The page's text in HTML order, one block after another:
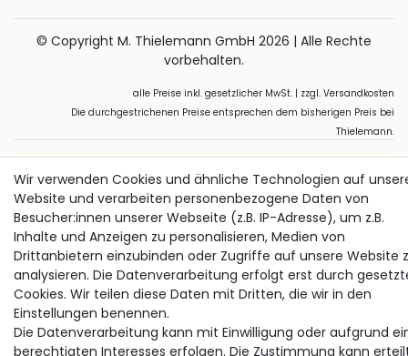
© Copyright M. Thielemann GmbH 2026 | Alle Rechte
vorbehalten.
alle Preise inkl. gesetzlicher MwSt. | zzgl. Versandkosten
Die durchgestrichenen Preise entsprechen dem bisherigen Preis bei
Thielemann.
Wir verwenden Cookies und ähnliche Technologien auf
Website und verarbeiten personenbezogene Daten von
Besucher:innen unserer Webseite (z.B. IP-Adresse), um z.B.
Inhalte und Anzeigen zu personalisieren, Medien von
Drittanbietern einzubinden oder Zugriffe auf unsere Website
analysieren. Die Datenverarbeitung erfolgt erst durch
Cookies. Wir teilen diese Daten mit Dritten, die wir in den
Einstellungen benennen.
Die Datenverarbeitung kann mit Einwilligung oder aufgrund
berechtigten Interesses erfolgen. Die Zustimmung kann